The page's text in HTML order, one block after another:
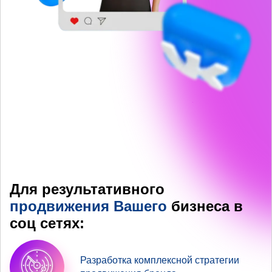
Для результативного
продвижения Вашего бизнеса в
соц сетях:
Разработка комплексной стратегии